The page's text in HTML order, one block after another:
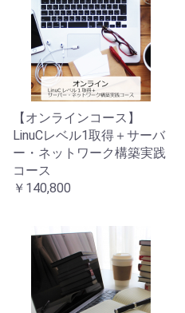
【オンラインコース】
LinuCレベル1取得＋サーバ
ー・ネットワーク構築実践
コース
￥140,800